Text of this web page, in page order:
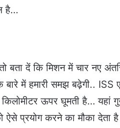
है…
दें कि मिशन में चार नए
में हमारी समझ बढ़ेगी.. ISS
ऊपर घूमती है… यहां
ऐसे प्रयोग करने का मौका